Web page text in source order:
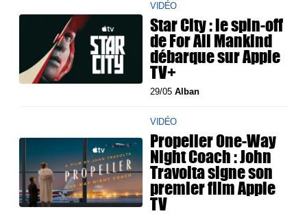
VIDÉO
Star City : le spin-off
de For All Mankind
débarque sur Apple
TV+
29/05Alban
VIDÉO
Propeller One-Way
Night Coach : John
Travolta signe son
premier film Apple
TV